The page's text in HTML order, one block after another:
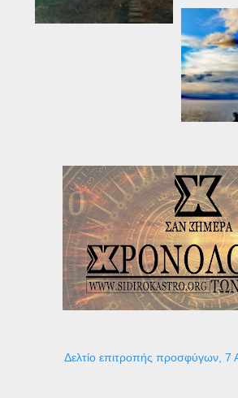
Δελτίο επιτροπής προσφύγων, 7